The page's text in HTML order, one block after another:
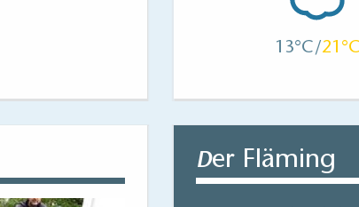
13 21
Der Fläming